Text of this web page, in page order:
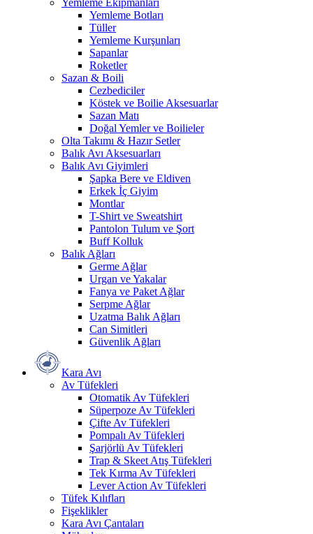
Yemleme Ekipmanları
Yemleme Botları
Tüller
Yemleme Kurşunları
Sapanlar
Roketler
Sazan & Boili
Cezbediciler
Köstek ve Boilie Aksesuarlar
Sazan Matı
Doğal Yemler ve Boilieler
Olta Takımı & Hazır Setler
Balık Avı Aksesuarları
Balık Avı Giyimleri
Şapka Bere ve Eldiven
Erkek İç Giyim
Montlar
T-Shirt ve Sweatshirt
Pantolon Tulum ve Şort
Buff Kolluk
Balık Ağları
Germe Ağlar
Urgan ve Yakalar
Fanya ve Paket Ağlar
Serpme Ağlar
Uzatma Balık Ağları
Can Simitleri
Güvenlik Ağları
Kara Avı
Av Tüfekleri
Otomatik Av Tüfekleri
Süperpoze Av Tüfekleri
Çifte Av Tüfekleri
Pompalı Av Tüfekleri
Şarjörlü Av Tüfekleri
Trap & Skeet Atış Tüfekleri
Tek Kırma Av Tüfekleri
Lever Action Av Tüfekleri
Tüfek Kılıfları
Fişeklikler
Kara Avı Çantaları